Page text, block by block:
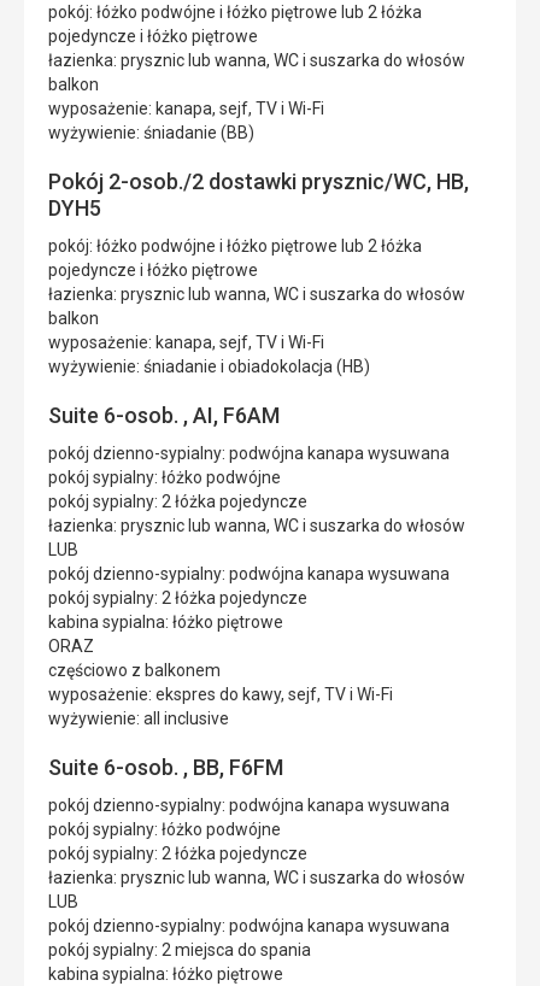
pokój: łóżko podwójne i łóżko piętrowe lub 2 łóżka
pojedyncze i łóżko piętrowe
łazienka: prysznic lub wanna, WC i suszarka do włosów
balkon
wyposażenie: kanapa, sejf, TV i Wi-Fi
wyżywienie: śniadanie (BB)
Pokój 2-osob./2 dostawki prysznic/WC, HB,
DYH5
pokój: łóżko podwójne i łóżko piętrowe lub 2 łóżka
pojedyncze i łóżko piętrowe
łazienka: prysznic lub wanna, WC i suszarka do włosów
balkon
wyposażenie: kanapa, sejf, TV i Wi-Fi
wyżywienie: śniadanie i obiadokolacja (HB)
Suite 6-osob. , AI, F6AM
pokój dzienno-sypialny: podwójna kanapa wysuwana
pokój sypialny: łóżko podwójne
pokój sypialny: 2 łóżka pojedyncze
łazienka: prysznic lub wanna, WC i suszarka do włosów
LUB
pokój dzienno-sypialny: podwójna kanapa wysuwana
pokój sypialny: 2 łóżka pojedyncze
kabina sypialna: łóżko piętrowe
ORAZ
częściowo z balkonem
wyposażenie: ekspres do kawy, sejf, TV i Wi-Fi
wyżywienie: all inclusive
Suite 6-osob. , BB, F6FM
pokój dzienno-sypialny: podwójna kanapa wysuwana
pokój sypialny: łóżko podwójne
pokój sypialny: 2 łóżka pojedyncze
łazienka: prysznic lub wanna, WC i suszarka do włosów
LUB
pokój dzienno-sypialny: podwójna kanapa wysuwana
pokój sypialny: 2 miejsca do spania
kabina sypialna: łóżko piętrowe